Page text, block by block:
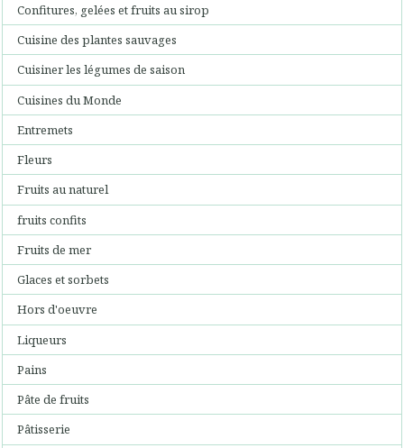
Confitures, gelées et fruits au sirop
Cuisine des plantes sauvages
Cuisiner les légumes de saison
Cuisines du Monde
Entremets
Fleurs
Fruits au naturel
fruits confits
Fruits de mer
Glaces et sorbets
Hors d'oeuvre
Liqueurs
Pains
Pâte de fruits
Pâtisserie